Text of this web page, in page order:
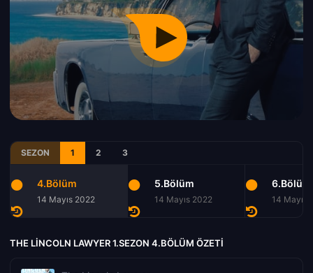
SEZON 1 2 3
4.Bölüm
14 Mayıs 2022
5.Bölüm
14 Mayıs 2022
6.Bölüm
14 Mayıs
THE LINCOLN LAWYER 1.SEZON 4.BÖLÜM ÖZETI